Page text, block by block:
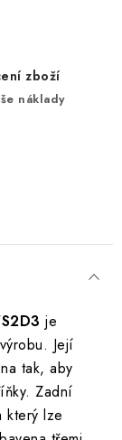
zboží
náklady
je
Její
tak, aby
Zadní
který lze